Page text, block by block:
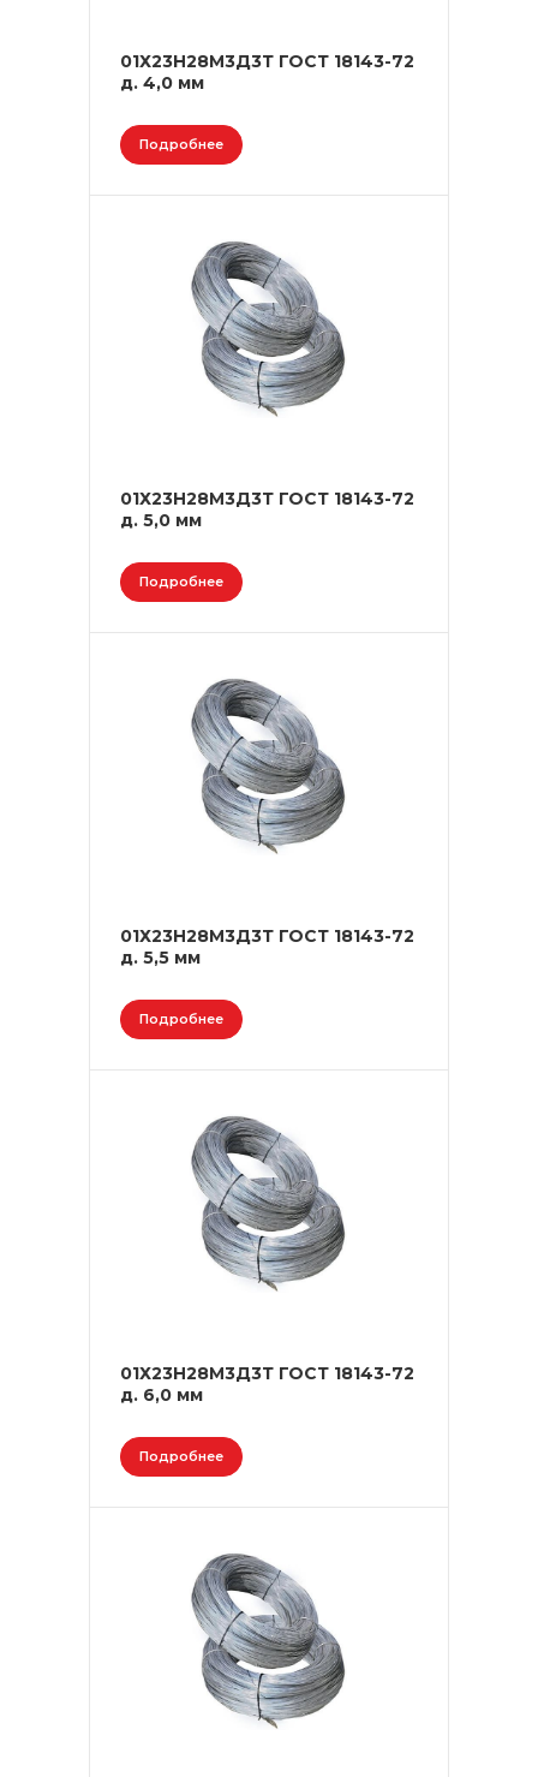
01Х23Н28М3Д3Т ГОСТ 18143-72
д. 4,0 мм
Подробнее
01Х23Н28М3Д3Т ГОСТ 18143-72
д. 5,0 мм
Подробнее
01Х23Н28М3Д3Т ГОСТ 18143-72
д. 5,5 мм
Подробнее
01Х23Н28М3Д3Т ГОСТ 18143-72
д. 6,0 мм
Подробнее